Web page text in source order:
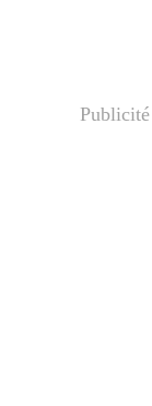
Publicité